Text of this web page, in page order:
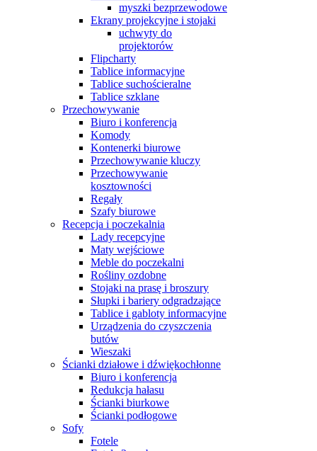
myszki bezprzewodowe
Ekrany projekcyjne i stojaki
uchwyty do
projektorów
Flipcharty
Tablice informacyjne
Tablice suchościeralne
Tablice szklane
Przechowywanie
Biuro i konferencja
Komody
Kontenerki biurowe
Przechowywanie kluczy
Przechowywanie
kosztowności
Regały
Szafy biurowe
Recepcja i poczekalnia
Lady recepcyjne
Maty wejściowe
Meble do poczekalni
Rośliny ozdobne
Stojaki na prasę i broszury
Słupki i bariery odgradzające
Tablice i gabloty informacyjne
Urządzenia do czyszczenia
butów
Wieszaki
Ścianki działowe i dźwiękochłonne
Biuro i konferencja
Redukcja hałasu
Ścianki biurkowe
Ścianki podłogowe
Sofy
Fotele